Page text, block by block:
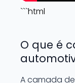
```html
O que é
A camada